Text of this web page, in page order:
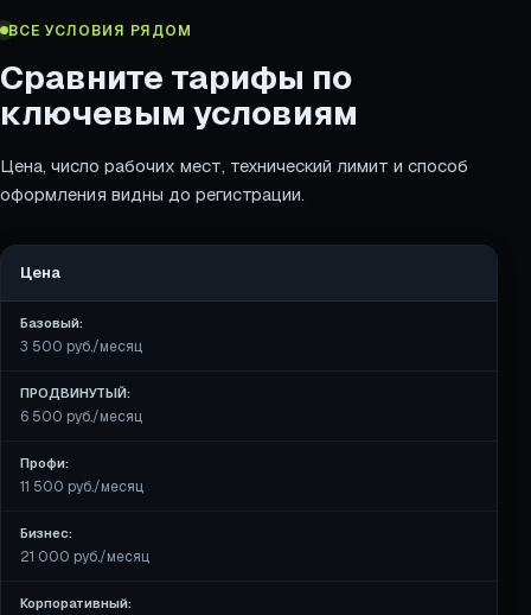
ВСЕ УСЛОВИЯ РЯДОМ
Сравните тарифы по
ключевым условиям
Цена, число рабочих мест, технический лимит и способ
оформления видны до регистрации.
Параметр
Базовый
Бизнес
Корпоративный+
Цена
Базовый:
3 500 руб./месяц
ПРОДВИНУТЫЙ:
6 500 руб./месяц
Профи:
11 500 руб./месяц
Бизнес:
21 000 руб./месяц
Корпоративный: